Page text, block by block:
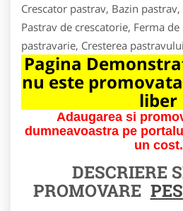
Crescator pastrav, Bazin
Pastrav de crescatorie, Ferma
pastravarie, Cresterea pastravului
Pagina
nu este
liber
Adaugarea si
dumneavoastra pe
un cost.
DESCRIERE
PROMOVARE